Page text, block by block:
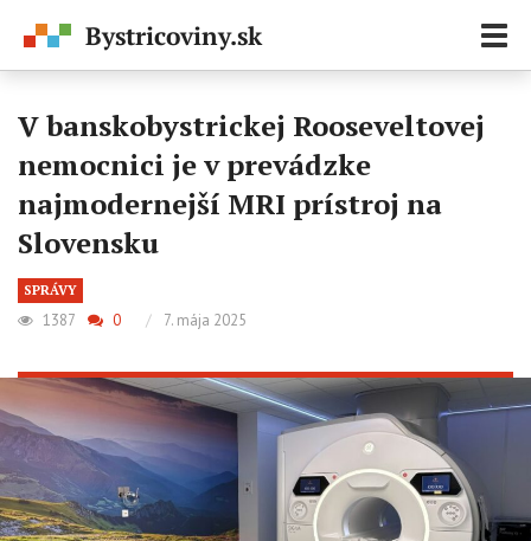
V banskobystrickej Rooseveltovej
nemocnici je v prevádzke
najmodernejší MRI prístroj na
Slovensku
SPRÁVY
1387 0 / 7. mája 2025